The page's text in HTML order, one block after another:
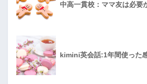
中高一貫校：ママ友は必要
kimini英会話:1年間使った